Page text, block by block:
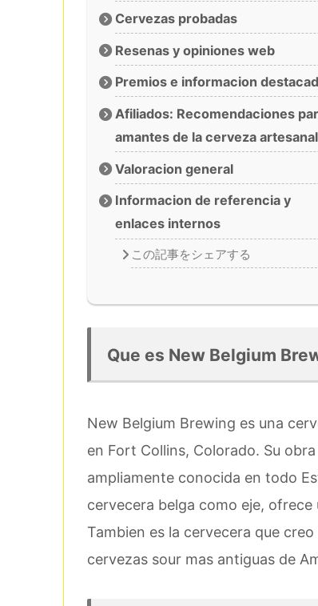
Cervezas probadas
Resenas y opiniones web
Premios e informacion
Afiliados: Recomendaciones
amantes de la cerveza artesanal
Valoracion general
Informacion de referencia y
enlaces internos
この記事をシェアする
Que es New Belgium
New Belgium Brewing es una
en Fort Collins, Colorado. Su
ampliamente conocida en todo
cervecera belga como eje, ofrece
Tambien es la cervecera que creo
cervezas sour mas antiguas de